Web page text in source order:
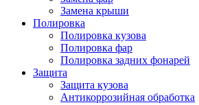
Замена крыши
Полировка
Полировка кузова
Полировка фар
Полировка задних фонарей
Защита
Защита кузова
Антикоррозийная обработка